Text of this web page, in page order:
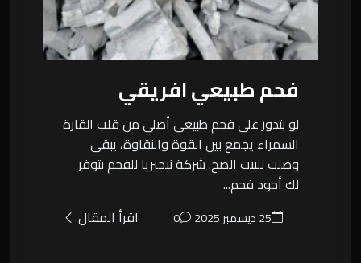
فحم طبيعي افريقي
لو بتدور على فحم طبيعي أصلي من قلب القارة
السمراء يجمع بين القوة والنقاوة، يبقى
وصلت للبيت الصح. شركة نيجيريا للفحم بتوفر
لك أجود فحم...
25 ديسمبر 2025 0 اقرأ المقال